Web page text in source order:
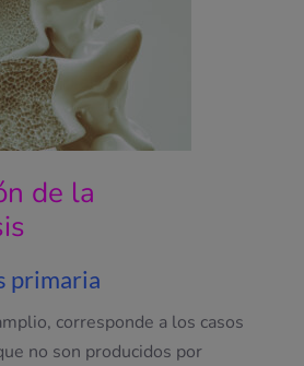
de la
primaria
corresponde a los casos
no son producidos por